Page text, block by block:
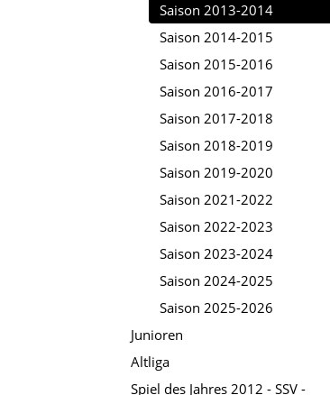
Saison 2013-2014
Saison 2014-2015
Saison 2015-2016
Saison 2016-2017
Saison 2017-2018
Saison 2018-2019
Saison 2019-2020
Saison 2021-2022
Saison 2022-2023
Saison 2023-2024
Saison 2024-2025
Saison 2025-2026
Junioren
Altliga
Spiel des Jahres 2012 - SSV -